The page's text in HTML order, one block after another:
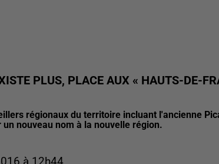
PLUS, PLACE AUX « HAUTS-DE-
régionaux du territoire incluant l'ancienne
nouveau nom à la nouvelle région.